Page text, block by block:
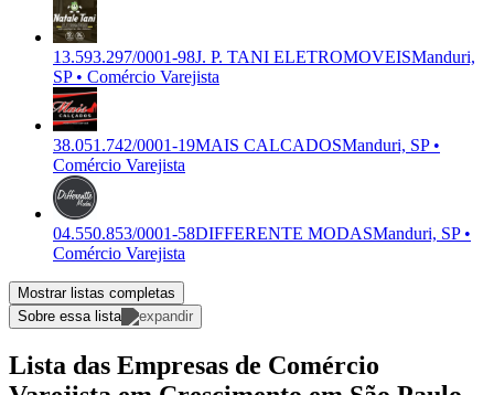
13.593.297/0001-98J. P. TANI ELETROMOVEISManduri,
SP • Comércio Varejista
38.051.742/0001-19MAIS CALCADOSManduri, SP •
Comércio Varejista
04.550.853/0001-58DIFFERENTE MODASManduri, SP •
Comércio Varejista
Mostrar listas completas
Sobre essa lista
Lista das Empresas de Comércio